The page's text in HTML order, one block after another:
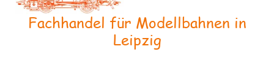
Fachhandel für Modellbahnen in
Leipzig